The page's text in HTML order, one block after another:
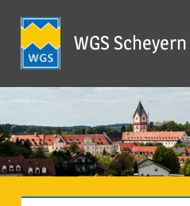
Inhalt
springen
WGS Scheyern